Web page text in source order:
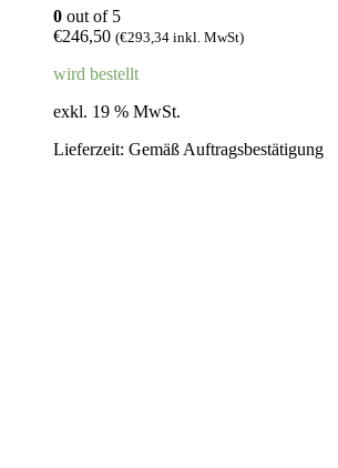
0 out of 5
€246,50 (€293,34 inkl. MwSt)
wird bestellt
exkl. 19 % MwSt.
Lieferzeit: Gemäß Auftragsbestätigung